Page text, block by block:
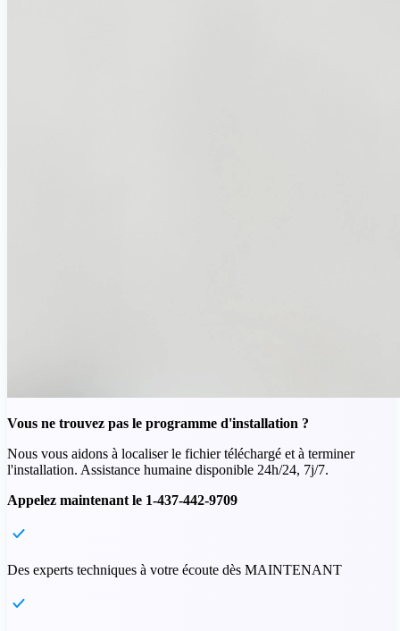
Vous ne trouvez pas le programme d'installation ?
Nous vous aidons à localiser le fichier téléchargé et à terminer
l'installation. Assistance humaine disponible 24h/24, 7j/7.
Appelez maintenant le 1-437-442-9709
Des experts techniques à votre écoute dès MAINTENANT